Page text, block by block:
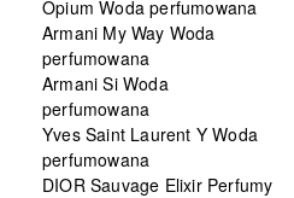
Opium Woda perfumowana
Armani My Way Woda
perfumowana
Armani Si Woda
perfumowana
Yves Saint Laurent Y Woda
perfumowana
DIOR Sauvage Elixir Perfumy